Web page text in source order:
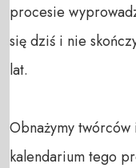
procesie
się dziś i nie
lat.
Obnażymy
kalendarium tego